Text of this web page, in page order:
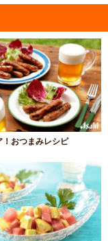
！おつまみレシピ